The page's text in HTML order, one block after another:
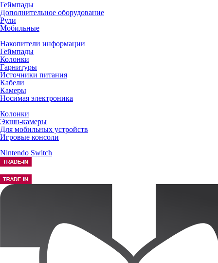
Геймпады
Дополнительное оборудование
Рули
Мобильные
Накопители информации
Геймпады
Колонки
Гарнитуры
Источники питания
Кабели
Камеры
Носимая электроника
Колонки
Экшн-камеры
Для мобильных устройств
Игровые консоли
Nintendo Switch